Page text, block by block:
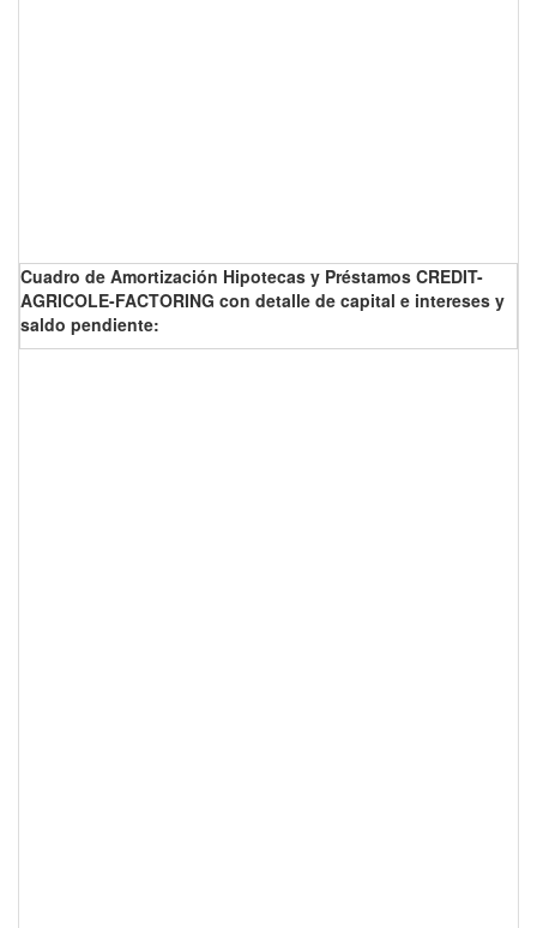
Cuadro de Amortización Hipotecas y Préstamos CREDIT-
AGRICOLE-FACTORING con detalle de capital e intereses y
saldo pendiente: